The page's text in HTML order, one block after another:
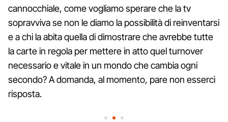
cannocchiale, come vogliamo sperare che la tv
sopravviva se non le diamo la possibilità di reinventarsi
e a chi la abita quella di dimostrare che avrebbe tutte
la carte in regola per mettere in atto quel turnover
necessario e vitale in un mondo che cambia ogni
secondo? A domanda, al momento, pare non esserci
risposta.